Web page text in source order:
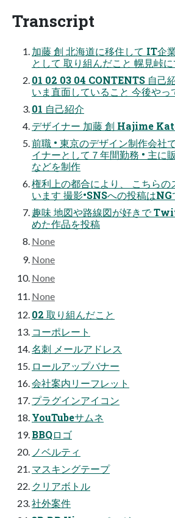
Transcript
加藤 創 北海道に移住して IT企
として 取り組んだこと 幌見峠
01 02 03 04 CONTENTS 自己
いま直面していること 今後やっ
01 自己紹介
デザイナー 加藤 創 Hajime
前職 • 東京のデザイン制作会社
イナーとして７年間勤務 • 主に
などを制作
権利上の都合により、 こちらの
います 撮影•SNSへの投稿は
趣味 地図や路線図が好きで
めた作品を投稿
None
None
None
None
02 取り組んだこと
コーポレート
名刺 メールアドレス
ロールアップバナー
会社案内リーフレット
プラグインアイコン
YouTubeサムネ
BBQロゴ
ノベルティ
マスキングテープ
クリアボトル
社外案件